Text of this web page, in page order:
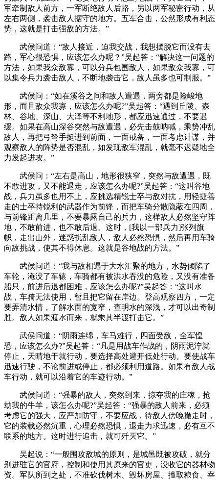
军牵制敌人前方，一军断绝敌人后路，另以两军秘密行动，从
左右两侧，袭击敌人据守的地方。五军合击，公然形成有利态
势，这就是打击强敌的方法。”
武侯问道：“敌人接近，迫我交战，我想摆脱它而没有去
路，军心很恐惧，应该怎么办呢？”吴起答：“解决这一问题的
方法，如果我众敌寡，可以分兵包围敌人，如果敌众我寡，可
以集令兵力袭击敌人，不断地袭击它，敌人虽多也可制服。”
武侯问：“如在溪谷之间和敌人遭遇，两旁都是险峻地
形，而且敌众我寡，应该怎么办呢?”吴起答：“遇到丘陵、森
林、谷地、深山、大泽等不利地形，都应迅速通过，不要迟
缓。如果在高山深谷突然与敌遭遇，必先击鼓呐喊，乘势冲乱
敌人，再把弓弩手挺进到前面，一面戒备，一面考虑计谋，并
观察敌人的阵势是否混乱，如发现敌军混乱，就毫不迟疑地全
力发起进攻。”
武侯问：“左右是高山，地形很狭窄，突然与敌遭遇，既
不敢进攻，又不能退走，应该怎么办呢?”吴起答：“这叫谷地
战，兵力虽多也用不上，应挑选精锐士卒与敌对抗，用轻捷善
走的士卒持锐利的武器作为前锋，而把车骑分散隐蔽在四周，
与前锋距离几里，不要暴露自己的兵力，这样敌人必然坚守阵
地，不敢前进，也不敢后退。这时，[我以一部兵力]张列旗
帜，走出山外，迷惑扰乱敌人，敌人必然恐惧，然后再用车骑
向敌挑战，使其不得休息。这就是谷地战的方法。”
武侯问道：“我与敌相遇于大水汇聚的地方，水势倾陷了
车轮，淹没了车辕，车骑都有被洪水吞没的危险，又没有准备
船只，前进后退都困难，应该怎么办呢?”吴起答：“这叫水
战，车骑无法使用，暂且把它留在岸边。登高观察四方，一定
要弄清水情，了解水面的宽窄，查明水的深浅，才可以出奇制
胜。敌人如果渡水而来，就乘其半渡打击它。”
武侯问道：“阴雨连绵，车马难行，四面受敌，全军惶
恐，应该怎么办?”吴起答：“凡是用战车作战的，阴雨泥泞就
停止，天晴地干就行动，要选择高处避开低处行动。要使战车
迅速行驶，不论前进或停止，都必须利用道路。如果有敌人战
车行动，就可以沿着它的车迹行动。”
武侯问道：“强暴的敌人，突然到来，掠夺我的庄稼，抢
劫我的牛羊，该怎么办呢?”吴起答：“强暴的敌人前来，必须
考虑它的强大，应严加防守，不要应战，待敌人傍晚撤走时，
它的装载必然沉重，心理必然恐惧，退走力求迅速，必有互不
联系的地方。这时进行追击，就可歼灭它。”
吴起说：“一般围攻敌城的原则，是城邑既被攻破，就分
别进驻它的官府，控制和使用其原来的官吏，没收它的器材物
资。军队所到之处，不准砍伐树木、毁坏房屋、擅取粮食、宰